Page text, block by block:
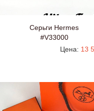
Серьги Hermes
#V33000
Цена: 13